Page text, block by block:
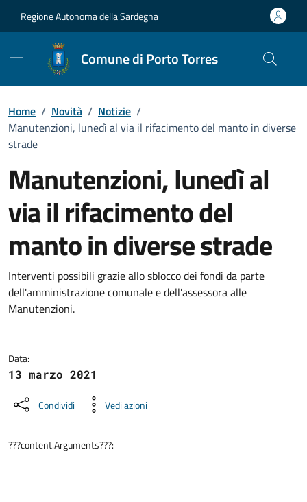
Regione Autonoma della Sardegna
Comune di Porto Torres
Home / Novità / Notizie /
Manutenzioni, lunedì al via il rifacimento del manto in diverse
strade
Manutenzioni, lunedì al
via il rifacimento del
manto in diverse strade
Dettagli della notizia
Interventi possibili grazie allo sblocco dei fondi da parte
dell'amministrazione comunale e dell'assessora alle
Manutenzioni.
Data:
13 marzo 2021
Condividi Vedi azioni
???content.Arguments???: